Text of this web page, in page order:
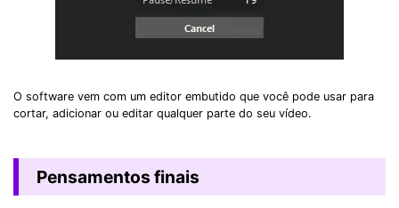
O software vem com um editor embutido que você pode usar para
cortar, adicionar ou editar qualquer parte do seu vídeo.
Pensamentos finais